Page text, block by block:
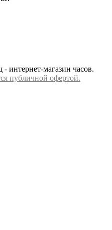
интернет-магазин часов.
публичной офертой.